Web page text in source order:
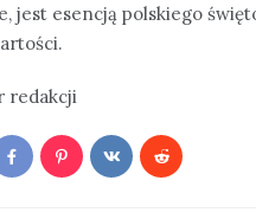
jest esencją polskiego
redakcji